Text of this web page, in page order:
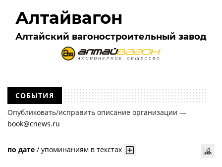
Алтайвагон
Алтайский вагоностроительный завод
СОБЫТИЯ
Опубликовать/исправить описание организации —
book@cnews.ru
по дате / упоминаниям в текстах